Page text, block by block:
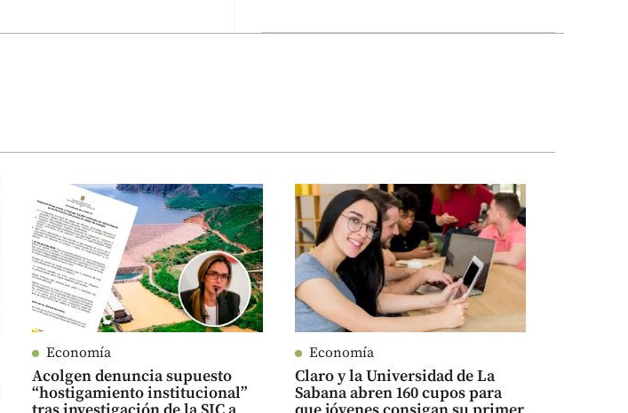
Economía
Acolgen denuncia supuesto
“hostigamiento institucional”
Economía
Claro y la Universidad de La
Sabana abren 160 cupos para